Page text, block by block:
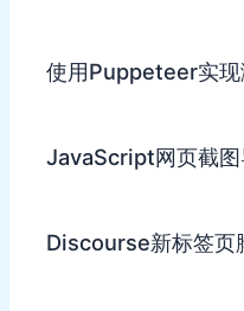
使用Puppeteer实现
JavaScript网页截图
Discourse新标签页